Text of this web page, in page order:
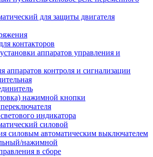
для защиты двигателя
контакторов
аппаратов управления и
аппаратов контроля и сигнализации
нажимной кнопки
индикатора
силовой
силовым автоматическим выключателем
нажимной
в сборе